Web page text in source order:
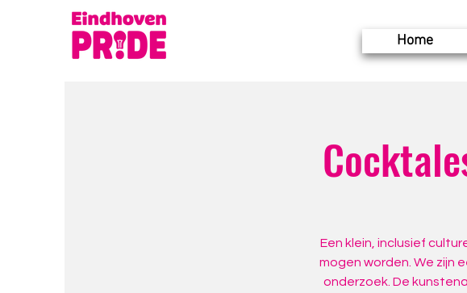
Home
Een klein, inclusief
mogen worden. We zijn
onderzoek. De